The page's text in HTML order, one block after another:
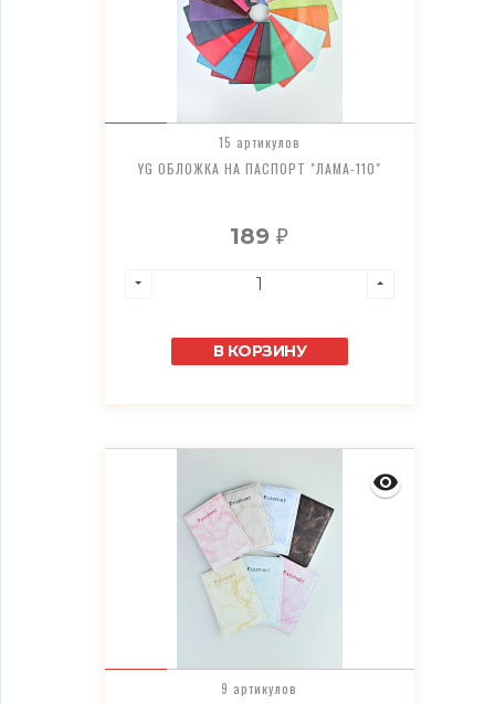
15 артикулов
YG ОБЛОЖКА НА ПАСПОРТ "ЛАМА-110"
189₽
В КОРЗИНУ
9 артикулов